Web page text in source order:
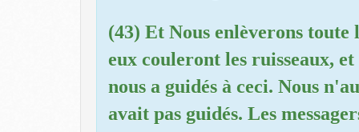
(43) Et Nous enlèverons
eux couleront les ruisseaux,
nous a guidés à ceci. Nous
avait pas guidés. Les